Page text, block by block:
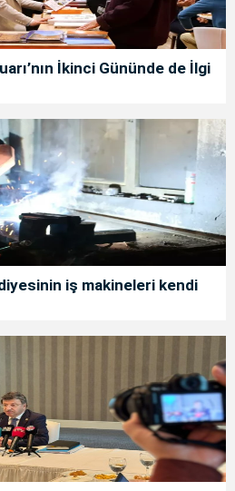
İkinci Gününde de İlgi
iş makineleri kendi